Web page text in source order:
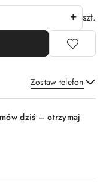
szt.
Zostaw telefon
dziś – otrzymaj